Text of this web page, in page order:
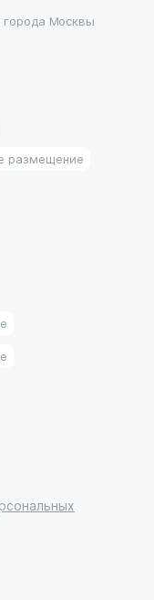
города Москвы
размещение